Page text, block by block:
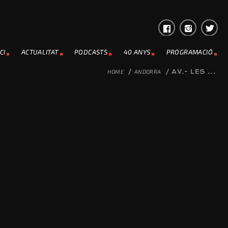
ACTUALITAT PODCASTS 40 ANYS PROGRAMACIÓ
HOME / ANDORRA / AV.- LES ...